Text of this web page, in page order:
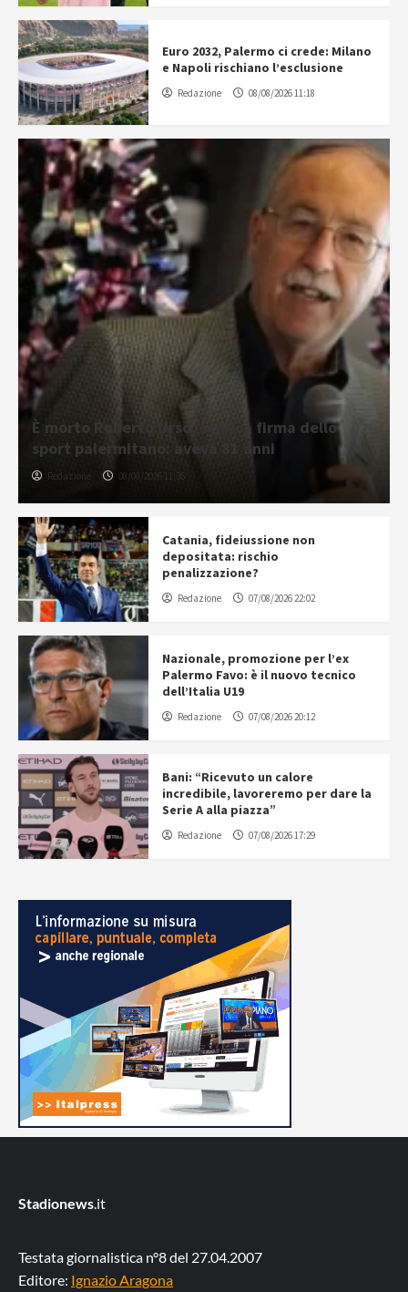
Euro 2032, Palermo ci crede: Milano
e Napoli rischiano l’esclusione
Redazione 08/08/2026 11:18
È morto Roberto Urso, storica firma dello
sport palermitano: aveva 81 anni
Redazione 08/08/2026 11:36
Catania, fideiussione non
depositata: rischio
penalizzazione?
Redazione 07/08/2026 22:02
Nazionale, promozione per l’ex
Palermo Favo: è il nuovo tecnico
dell’Italia U19
Redazione 07/08/2026 20:12
Bani: “Ricevuto un calore
incredibile, lavoreremo per dare la
Serie A alla piazza”
Redazione 07/08/2026 17:29
Stadionews.it
Testata giornalistica n°8 del 27.04.2007
Editore: Ignazio Aragona